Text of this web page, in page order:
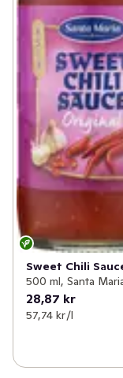
Sweet Chili
500 ml, Santa
28,87 kr
57,74 kr /l